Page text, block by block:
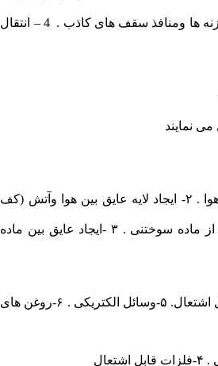
۱- راهروها وراه پله ها . ۲ – داکت ها یا کانال آسانسور . 3 – روزنه ها ومنافذ سقف های کاذب . 4 – انتقال
۱- جایگزین کردن گازهای سنگین تر از هوا . ۲- ایجاد لایه عایق بین هوا وآتش (کف
از ماده سوختنی . ۳ -ایجاد عایق بین ماده
۱-جامدات قابل اشتعال . ۲-مایعات قابل اشتعال . ۳-گازها . ۴-فلزات قابل اشتعال. ۵-وسائل الکتریکی . ۶-روغن های